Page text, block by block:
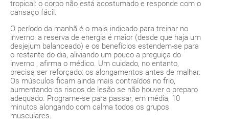
tropical: o corpo não está acostumado e responde com o
cansaço fácil.
O período da manhã é o mais indicado para treinar no
inverno: a reserva de energia é maior (desde que haja um
desjejum balanceado) e os benefícios estendem-se para
o restante do dia, aliviando um pouco a preguiça do
inverno , afirma o médico. Um cuidado, no entanto,
precisa ser reforçado: os alongamentos antes de malhar.
Os músculos ficam ainda mais contraídos no frio,
aumentando os riscos de lesão se não houver o preparo
adequado. Programe-se para passar, em média, 10
minutos alongando com calma todos os grupos
musculares.